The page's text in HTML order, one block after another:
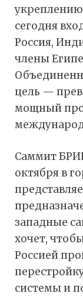
укреплению
сегодня
Россия,
члены
цель —
мощный
Саммит
октября в
западные
хочет,
Россией
системы и